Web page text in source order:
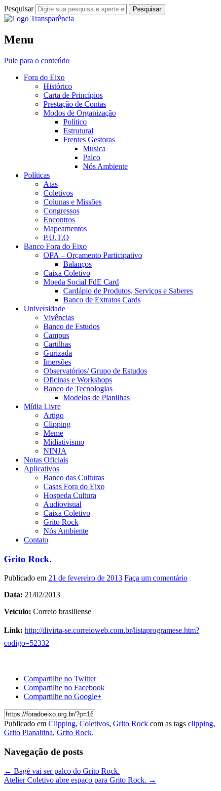
Pesquisar
Transparência
Fora do Eixo
Menu
Pule para o conteúdo
Fora do Eixo
Histórico
Carta de Princípios
Prestação de Contas
Modos de Organização
Político
Estrutural
Frentes Gestoras
Musica
Palco
Nós Ambiente
Políticas
Atas
Coletivos
Colunas e Missões
Congressos
Encontros
Mapeamentos
P.U.T.O
Banco Fora do Eixo
OPA – Orçamento Participativo
Balanços
Caixa Coletivo
Moeda Social FdE Card
Cardápio de Produtos, Serviços e Saberes
Banco de Extratos Cards
Universidade
Vivências
Banco de Estudos
Campus
Cartilhas
Gurizada
Imersões
Observatórios/ Grupo de Estudos
Oficinas e Workshops
Banco de Tecnologias
Modelos de Planilhas
Mídia Livre
Artigo
Clipping
Meme
Midiativismo
NINJA
Notas Oficiais
Aplicativos
Banco das Culturas
Casas Fora do Eixo
Hospeda Cultura
Audiovisual
Caixa Coletivo
Grito Rock
Nós Ambiente
Contato
Grito Rock.
Publicado em 21 de fevereiro de 2013 Faça um comentário
Data: 21/02/2013
Veículo: Correio brasiliense
Link: http://divirta-se.correioweb.com.br/listaprogramese.htm?
codigo=52332
Compartilhe no Twitter
Compartilhe no Facebook
Compartilhe no Google+
Publicado em Clipping, Coletivos, Grito Rock com as tags clipping,
Grito Planaltina, Grito Rock.
Navegação de posts
← Bagé vai ser palco do Grito Rock.
Atelier Coletivo abre espaço para Grito Rock. →